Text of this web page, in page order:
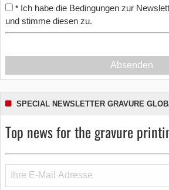
* Ich habe die Bedingungen zur
und stimme diesen zu.
Absenden
SPECIAL NEWSLETTER GRAVURE
Top news for the gravure